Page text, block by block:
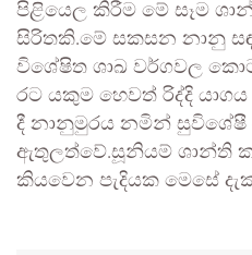
පිළියෙල කිරීම මේ සෑම
සිරිතකි.මේ සකසන නානු
විශේෂිත ශාඛ වර්ගවල
රට යකුම හෙවත් රිද්දි
දී නානුමුරය නමින්
ඇතුලත්වේ.සූනියම් ශාන්ති
කියවෙන පැදියක මෙසේ